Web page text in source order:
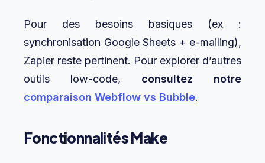
Pour des besoins basiques (ex :
synchronisation Google Sheets + e-mailing),
Zapier reste pertinent. Pour explorer d’autres
outils low-code, consultez notre
comparaison Webflow vs Bubble.
Fonctionnalités Make